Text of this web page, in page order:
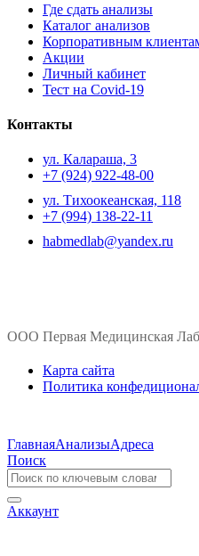
Где сдать анализы
Каталог анализов
Корпоративным
Акции
Личный кабинет
Тест на Covid-19
Контакты
ул. ​Калараша, 3
+7 (924) 922-48-00
ул. ​Тихоокеанская, 118
+7 (994) 138-22-11
habmedlab@yandex.ru
ООО Первая Медицинская
Карта сайта
Политика
ГлавнаяАнализыАдреса
Поиск
Аккаунт